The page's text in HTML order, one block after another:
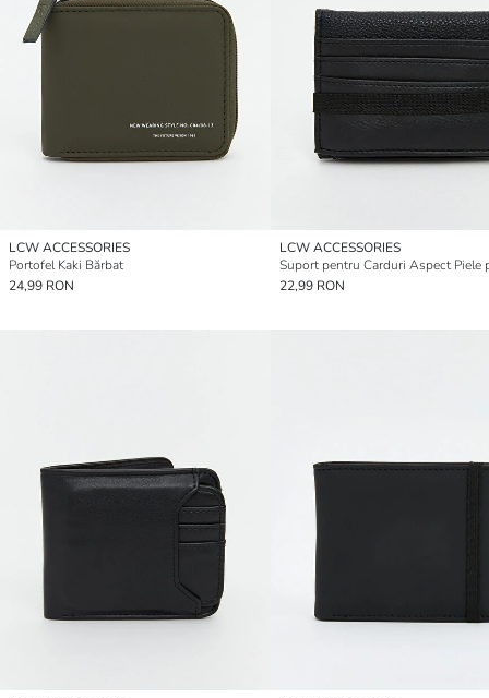
LCW ACCESSORIES
Portofel Kaki Bărbat
24,99 RON
LCW ACCESSORIES
22,99 RON